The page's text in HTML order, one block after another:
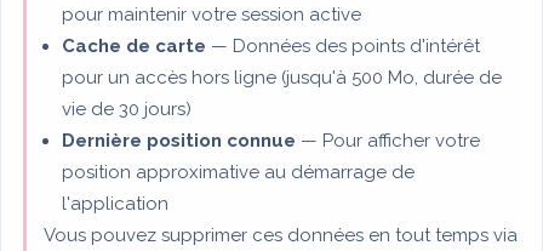
pour maintenir votre session active
Cache de carte — Données des points d'intérêt
pour un accès hors ligne (jusqu'à 500 Mo, durée de
vie de 30 jours)
Dernière position connue — Pour afficher votre
position approximative au démarrage de
l'application
Vous pouvez supprimer ces données en tout temps via